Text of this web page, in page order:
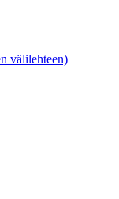
välilehteen)